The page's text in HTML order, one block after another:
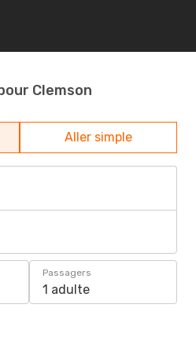
Clemson
Aller simple
Passagers
1 adulte